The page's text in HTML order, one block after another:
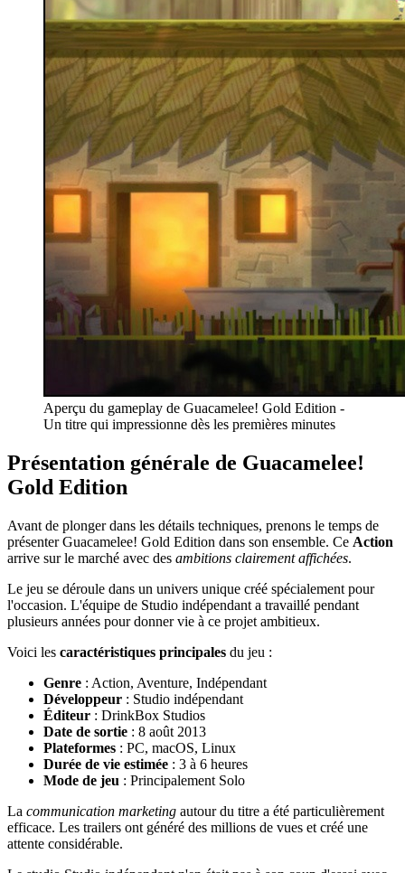
Aperçu du gameplay de Guacamelee! Gold Edition -
Un titre qui impressionne dès les premières minutes
Présentation générale de Guacamelee!
Gold Edition
Avant de plonger dans les détails techniques, prenons le temps de
présenter Guacamelee! Gold Edition dans son ensemble. Ce Action
arrive sur le marché avec des ambitions clairement affichées.
Le jeu se déroule dans un univers unique créé spécialement pour
l'occasion. L'équipe de Studio indépendant a travaillé pendant
plusieurs années pour donner vie à ce projet ambitieux.
Voici les caractéristiques principales du jeu :
Genre : Action, Aventure, Indépendant
Développeur : Studio indépendant
Éditeur : DrinkBox Studios
Date de sortie : 8 août 2013
Plateformes : PC, macOS, Linux
Durée de vie estimée : 3 à 6 heures
Mode de jeu : Principalement Solo
La communication marketing autour du titre a été particulièrement
efficace. Les trailers ont généré des millions de vues et créé une
attente considérable.